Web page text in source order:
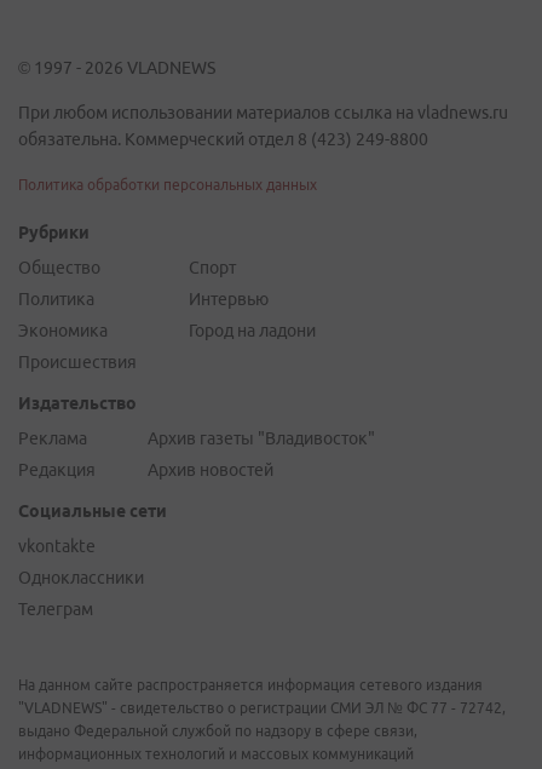
© 1997 - 2026 VLADNEWS
При любом использовании материалов ссылка на vladnews.ru
обязательна. Коммерческий отдел 8 (423) 249-8800
Политика обработки персональных данных
Рубрики
Общество
Политика
Экономика
Происшествия
Спорт
Интервью
Город на ладони
Издательство
Реклама
Редакция
Архив газеты "Владивосток"
Архив новостей
Социальные сети
vkontakte
Одноклассники
Телеграм
На данном сайте распространяется информация сетевого издания
"VLADNEWS" - свидетельство о регистрации СМИ ЭЛ № ФС 77 - 72742,
выдано Федеральной службой по надзору в сфере связи,
информационных технологий и массовых коммуникаций